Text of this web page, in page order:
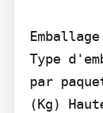
Emballage
Type
par
(Kg)